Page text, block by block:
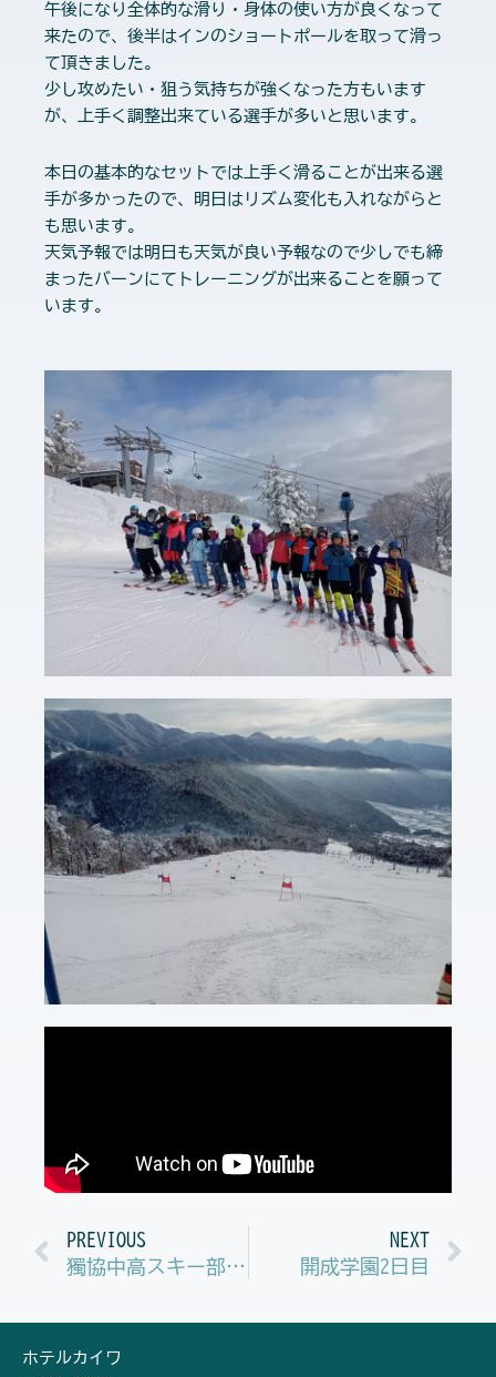
午後になり全体的な滑り・身体の使い方が良くなって
来たので、後半はインのショートポールを取って滑っ
て頂きました。
少し攻めたい・狙う気持ちが強くなった方もいます
が、上手く調整出来ている選手が多いと思います。
本日の基本的なセットでは上手く滑ることが出来る選
手が多かったので、明日はリズム変化も入れながらと
も思います。
天気予報では明日も天気が良い予報なので少しでも締
まったバーンにてトレーニングが出来ることを願って
います。
Prev
PREVIOUS
獨協中高スキー部合宿５日目GSトレーニング
NEXT
開成学園2日目
ホテルカイワ